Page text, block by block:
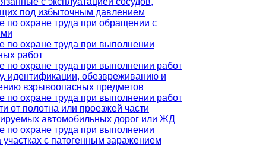
под избыточным давлением
по охране труда при обращении с
по охране труда при выполнении
работ
по охране труда при выполнении работ
идентификации, обезвреживанию и
взрывоопасных предметов
по охране труда при выполнении работ
от полотна или проезжей части
автомобильных дорог или ЖД
по охране труда при выполнении
участках с патогенным заражением